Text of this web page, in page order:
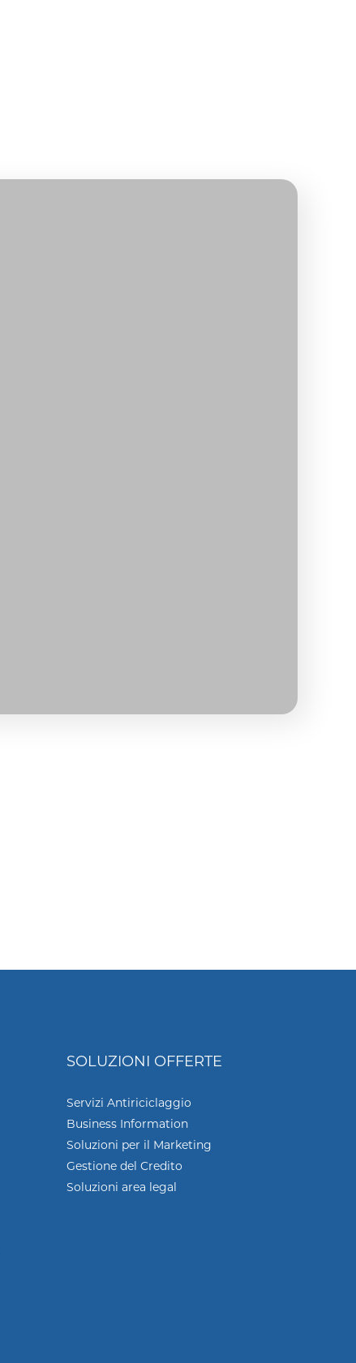
SOLUZIONI OFFERTE
Servizi Antiriciclaggio
Business Information
Soluzioni per il Marketing
Gestione del Credito
Soluzioni area legal